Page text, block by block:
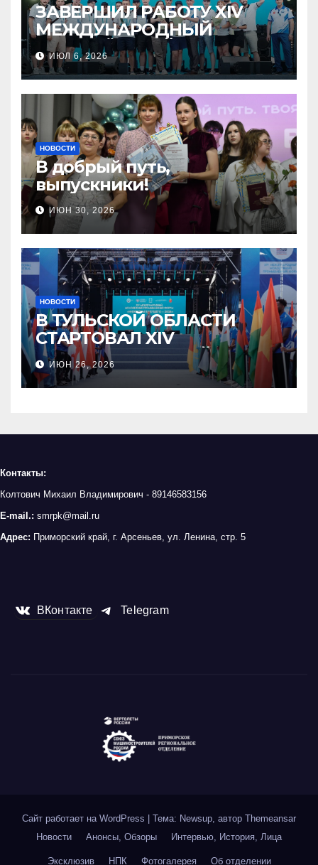
ЗАВЕРШИЛ РАБОТУ XIV
МЕЖДУНАРОДНЫЙ
МОЛОДЁЖНЫЙ
ПРОМЫШЛЕННЫЙ ФОРУМ
«ИНЖЕНЕРЫ БУДУЩЕГО –
2026»
ИЮЛ 6, 2026
НОВОСТИ
В добрый путь,
выпускники!
ИЮН 30, 2026
НОВОСТИ
В ТУЛЬСКОЙ ОБЛАСТИ
СТАРТОВАЛ XIV
МЕЖДУНАРОДНЫЙ
МОЛОДЁЖНЫЙ
ПРОМЫШЛЕННЫЙ ФОРУМ
ИЮН 26, 2026
Контакты:
Колтович Михаил Владимирович - 89146583156
E-mail.: smrpk@mail.ru
Адрес: Приморский край, г. Арсеньев, ул. Ленина, стр. 5
ВКонтакте Telegram
Сайт работает на WordPress Тема: Newsup, автор Themeansar
Новости
Анонсы, Обзоры Интервью, История, Лица
Эксклюзив НПК Фотогалерея Об отделении